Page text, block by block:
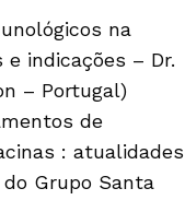
na
e indicações – Dr.
– Portugal)
de
: atualidades
do Grupo Santa